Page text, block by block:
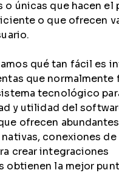
o únicas que hacen el
o que ofrecen
qué tan fácil es
que normalmente
tecnológico
y utilidad del
ofrecen abundantes
conexiones de
crear integraciones
obtienen la mejor